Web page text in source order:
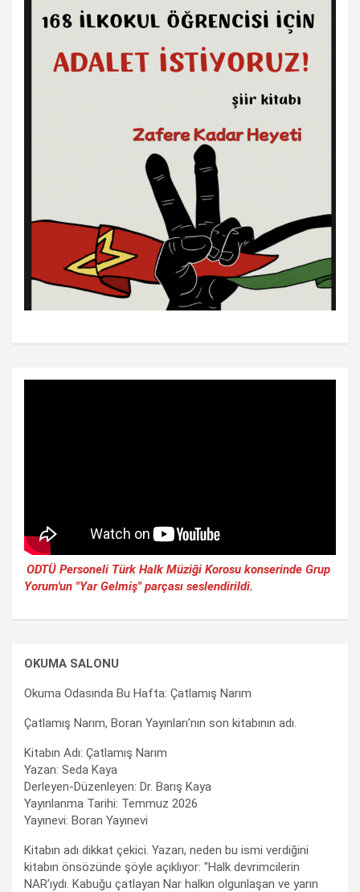
ODTÜ Personeli Türk Halk Müziği Korosu konserinde Grup
Yorum'un "Yar Gelmiş" parçası seslendirildi.
OKUMA SALONU
Okuma Odasında Bu Hafta: Çatlamış Narım
Çatlamış Narım, Boran Yayınları'nın son kitabının adı.
Kitabın Adı: Çatlamış Narım
Yazan: Seda Kaya
Derleyen-Düzenleyen: Dr. Barış Kaya
Yayınlanma Tarihi: Temmuz 2026
Yayınevi: Boran Yayınevi
Kitabın adı dikkat çekici. Yazarı, neden bu ismi verdiğini
kitabın önsözünde şöyle açıklıyor: "Halk devrimcilerin
NAR’ıydı. Kabuğu çatlayan Nar halkın olgunlaşan ve yarın